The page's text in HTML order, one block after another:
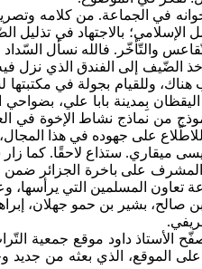
في الجماعة. من كلامه
الإسلامي؛ بالاجتهاد في
والتّأخّر. فالله نسأل السّداد
الضّيف إلى الفندق الذي نزل
وللقيام بجولة في
بِمدينة بابا علي،
من نماذج نشاط الإخوة في
على جهوده في هذا
ميقاري. ستذاع لاحقًا. كما زار
على باخرة الجزائر ضمن
المسلمين التي يرأسها،
صالح، بشير بن حمو جهلان،
الأستاذ داود موقع جمعية
الموقع، الذي بعثه من